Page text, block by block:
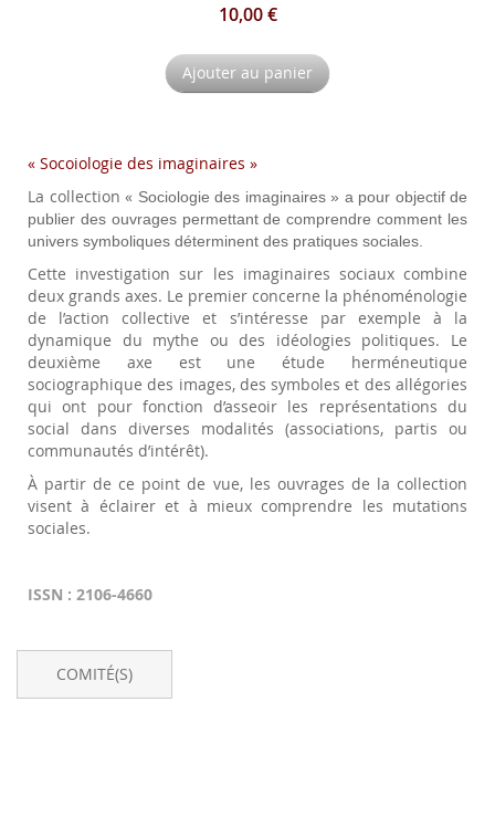
10,00 €
Ajouter au panier
« Socoiologie des imaginaires »
La collection « Sociologie des imaginaires » a pour objectif de
publier des ouvrages permettant de comprendre comment les
univers symboliques déterminent des pratiques sociales.
Cette investigation sur les imaginaires sociaux combine
deux grands axes. Le premier concerne la phénoménologie
de l’action collective et s’intéresse par exemple à la
dynamique du mythe ou des idéologies politiques. Le
deuxième axe est une étude herméneutique
sociographique des images, des symboles et des allégories
qui ont pour fonction d’asseoir les représentations du
social dans diverses modalités (associations, partis ou
communautés d’intérêt).
À partir de ce point de vue, les ouvrages de la collection
visent à éclairer et à mieux comprendre les mutations
sociales.
ISSN : 2106-4660
COMITÉ(S)